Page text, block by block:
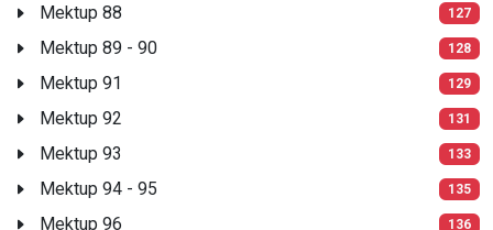
Mektup 88 127
Mektup 89 - 90 128
Mektup 91 129
Mektup 92 131
Mektup 93 133
Mektup 94 - 95 135
Mektup 96 136